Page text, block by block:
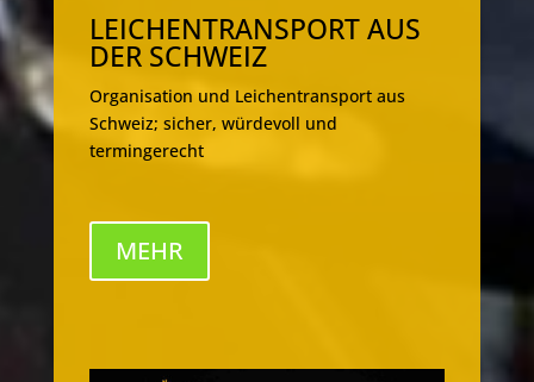
LEICHENTRANSPORT AUS
DER SCHWEIZ
Organisation und Leichentransport aus
Schweiz; sicher, würdevoll und
termingerecht
MEHR